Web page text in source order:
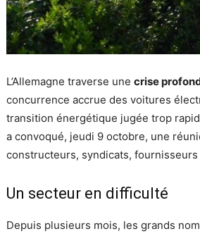
L’Allemagne traverse une crise
concurrence accrue des voitures
transition énergétique jugée trop
a convoqué, jeudi 9 octobre, une
constructeurs, syndicats,
Un secteur en difficulté
Depuis plusieurs mois, les grands